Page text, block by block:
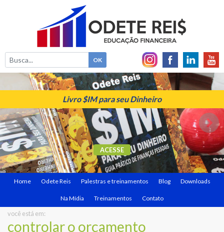
Livro $IM para seu Dinheiro
ACESSE
Home Odete Reis Palestras e treinamentos Blog Downloads
Na Mídia Treinamentos Contato
você está em:
controlar o orçamento